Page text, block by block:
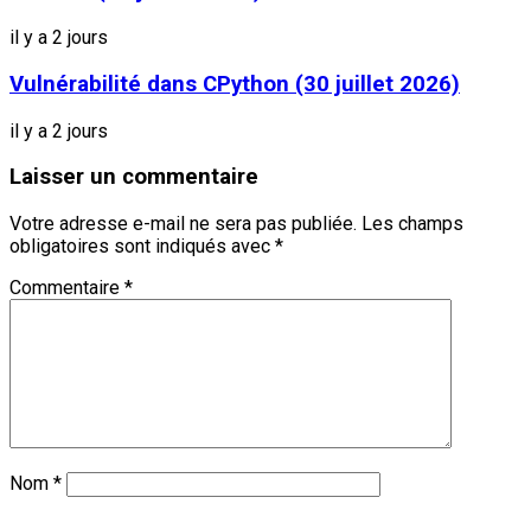
il y a 2 jours
Vulnérabilité dans CPython (30 juillet 2026)
il y a 2 jours
Laisser un commentaire
Votre adresse e-mail ne sera pas publiée. Les champs
obligatoires sont indiqués avec *
Commentaire *
Nom *